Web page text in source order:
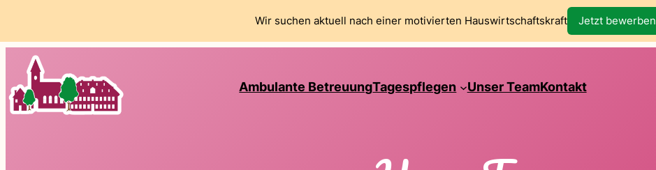
Ambulante BetreuungTagespflegen Unser TeamKontakt
Wir suchen aktuell nach einer motivierten Hauswirtschaftskraft Jetzt bewerben